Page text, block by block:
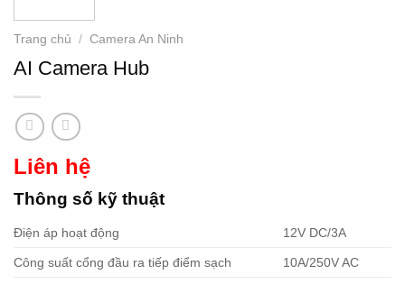
Trang chủ / Camera An Ninh
AI Camera Hub
Liên hệ
Thông số kỹ thuật
Điện áp hoạt động 12V DC/3A
Công suất cổng đầu ra tiếp điểm sạch 10A/250V AC